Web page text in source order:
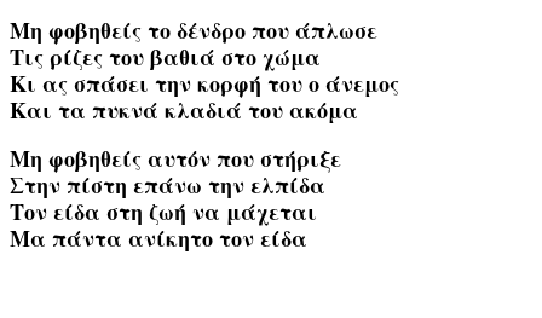
Μη φοβηθείς το δένδρο που άπλωσε
Τις ρίζες του βαθιά στο χώμα
Κι ας σπάσει την κορφή του ο άνεμος
Και τα πυκνά κλαδιά του ακόμα
Μη φοβηθείς αυτόν που στήριξε
Στην πίστη επάνω την ελπίδα
Τον είδα στη ζωή να μάχεται
Μα πάντα ανίκητο τον είδα